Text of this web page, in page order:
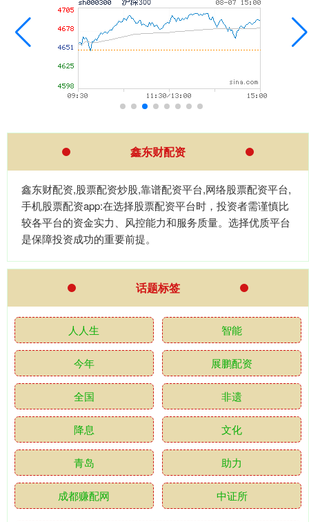
鑫东财配资
鑫东财配资,股票配资炒股,靠谱配资平台,网络股票配资平台,
手机股票配资app:在选择股票配资平台时，投资者需谨慎比
较各平台的资金实力、风控能力和服务质量。选择优质平台
是保障投资成功的重要前提。
话题标签
人人生 智能
今年 展鹏配资
全国 非遗
降息 文化
青岛 助力
成都赚配网 中证所